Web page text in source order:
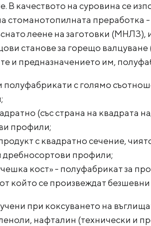
качеството на суровина се
стоманотопилната преработка
леене на заготовки
станове за горещо валцуване
и предназначението им,
полуфабрикати с голямо
(със страна на квадрата
профили;
с квадратно сечение,
профили;
кост» - полуфабрикат за
който се произвеждат
при коксуването на
нафталин (технически и